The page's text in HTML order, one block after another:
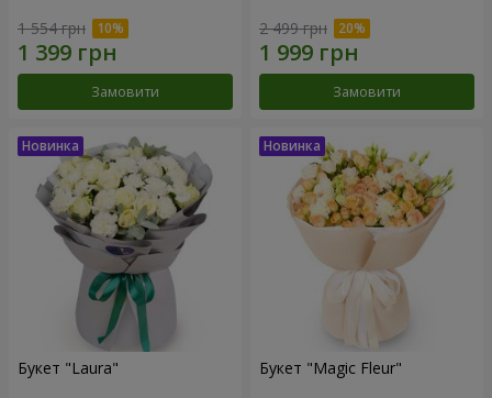
1 554 грн
Замовити
2 499 грн
Замовити
Букет "Laura" Букет "Magic Fleur"